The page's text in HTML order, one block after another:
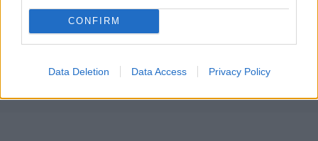
CONFIRM
Data Deletion Data Access Privacy Policy
UKATEGORISERT NORDISK BÅTRÅD
KNBF
DRUKNING
SJØSIKKERHET